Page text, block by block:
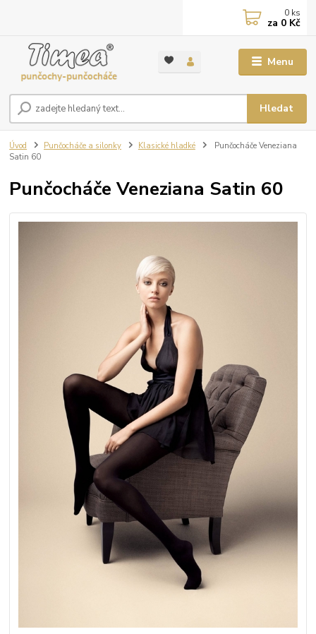
Menu
Hledat
0 ks
za 0 Kč
Úvod Punčocháče a silonky Klasické hladké
Punčocháče Veneziana
Satin 60
Punčocháče Veneziana Satin 60